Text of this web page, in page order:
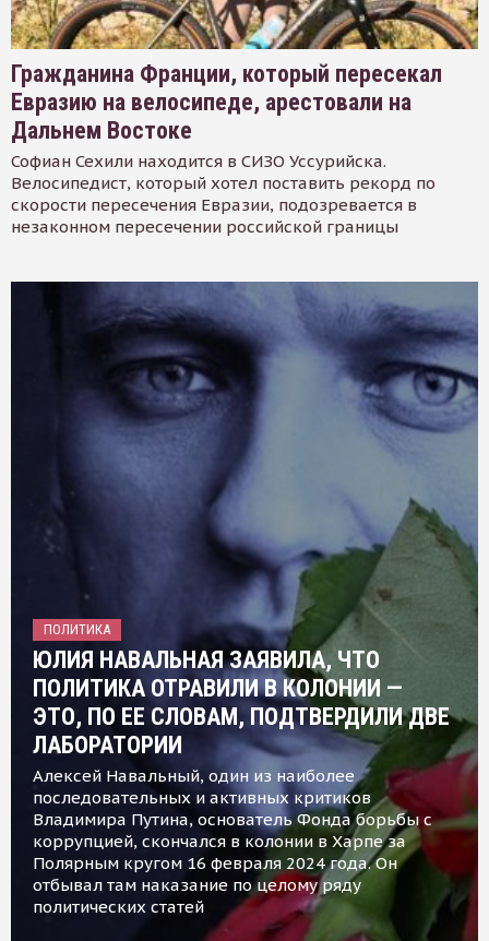
Гражданина Франции, который пересекал
Евразию на велосипеде, арестовали на
Дальнем Востоке
Софиан Сехили находится в СИЗО Уссурийска.
Велосипедист, который хотел поставить рекорд по
скорости пересечения Евразии, подозревается в
незаконном пересечении российской границы
ПОЛИТИКА
ЮЛИЯ НАВАЛЬНАЯ ЗАЯВИЛА, ЧТО
ПОЛИТИКА ОТРАВИЛИ В КОЛОНИИ —
ЭТО, ПО ЕЕ СЛОВАМ, ПОДТВЕРДИЛИ ДВЕ
ЛАБОРАТОРИИ
Алексей Навальный, один из наиболее
последовательных и активных критиков
Владимира Путина, основатель Фонда борьбы с
коррупцией, скончался в колонии в Харпе за
Полярным кругом 16 февраля 2024 года. Он
отбывал там наказание по целому ряду
политических статей